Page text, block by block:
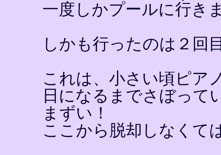
一度しかプールに行き
しかも行ったのは２回
これは、小さい頃ピア
日になるまでさぼって
まずい！
ここから脱却しなく